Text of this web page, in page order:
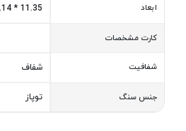
ابعاد 11.35 * 17.14 * 20.40 میلیمتر
کارت مشخصات
شفافیت شفاف
جنس سنگ توپاز